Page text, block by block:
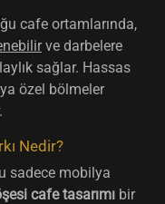
cafe ortamlarında,
ve darbelere
sağlar. Hassas
özel bölmeler
Nedir?
sadece mobilya
cafe tasarımı bir